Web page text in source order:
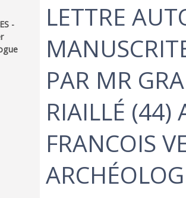
-
‎LETTRE
PAR MR
RIAILLÉ (44)
FRANCOIS